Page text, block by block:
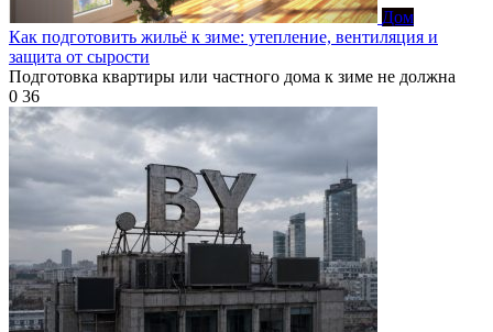
Дом
Как подготовить жильё к зиме: утепление, вентиляция и
защита от сырости
Подготовка квартиры или частного дома к зиме не должна
0 36